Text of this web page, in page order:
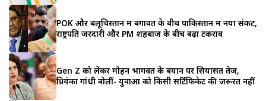
POK और बलूचिस्तान में बगावत के बीच पाकिस्तान में नया संकट,
राष्ट्रपति जरदारी और PM शहबाज के बीच बढ़ा टकराव
Gen Z को लेकर मोहन भागवत के बयान पर सियासत तेज,
प्रियंका गांधी बोलीं- युवाओं को किसी सर्टिफिकेट की जरूरत नहीं